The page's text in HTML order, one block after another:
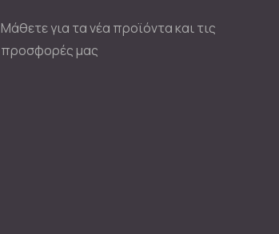
Μάθετε για τα νέα προϊόντα και τις
προσφορές μας